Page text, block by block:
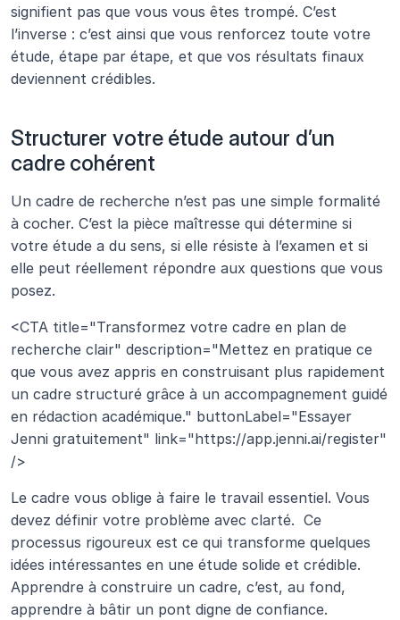
signifient pas que vous vous êtes trompé. C’est
l’inverse : c’est ainsi que vous renforcez toute votre
étude, étape par étape, et que vos résultats finaux
deviennent crédibles.
Structurer votre étude autour d’un
cadre cohérent
Un cadre de recherche n’est pas une simple formalité
à cocher. C’est la pièce maîtresse qui détermine si
votre étude a du sens, si elle résiste à l’examen et si
elle peut réellement répondre aux questions que vous
posez.
<CTA title="Transformez votre cadre en plan de
recherche clair" description="Mettez en pratique ce
que vous avez appris en construisant plus rapidement
un cadre structuré grâce à un accompagnement guidé
en rédaction académique." buttonLabel="Essayer
Jenni gratuitement" link="https://app.jenni.ai/register"
/>
Le cadre vous oblige à faire le travail essentiel. Vous
devez définir votre problème avec clarté.  Ce
processus rigoureux est ce qui transforme quelques
idées intéressantes en une étude solide et crédible.
Apprendre à construire un cadre, c’est, au fond,
apprendre à bâtir un pont digne de confiance.